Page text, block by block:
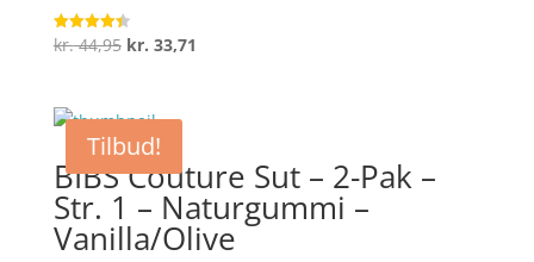
Vurderet
4.4
kr.44,95 Den
var:
kr. 44,95.
kr. 33,71
Tilbud!
BIBS Couture Sut – 2-Pak –
Str. 1 – Naturgummi –
Vanilla/Olive